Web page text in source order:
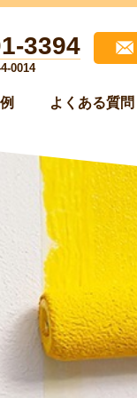
3394
0014
よくある質問